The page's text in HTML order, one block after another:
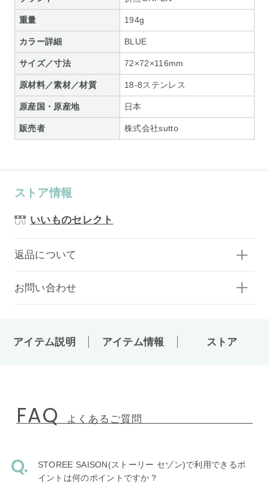
重量 194g
カラー詳細 BLUE
サイズ／寸法 72×72×116mm
原材料／素材／材質 18-8ステンレス
原産国・原産地 日本
販売者 株式会社sutto
ストア情報
いいものセレクト
返品について
お問い合わせ
アイテム説明 アイテム情報 ストア
FAQ よくあるご質問
STOREE SAISON(ストーリー セゾン)で利用できるポ
イントは何のポイントですか？